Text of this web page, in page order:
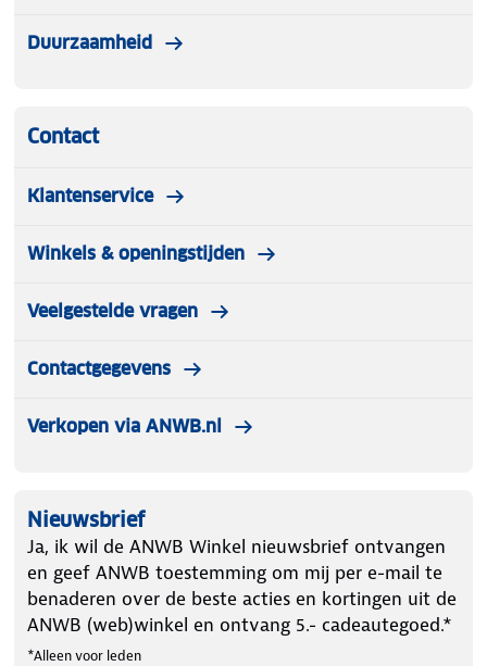
Duurzaamheid
Contact
Klantenservice
Winkels & openingstijden
Veelgestelde vragen
Contactgegevens
Verkopen via ANWB.nl
Nieuwsbrief
Ja, ik wil de ANWB Winkel nieuwsbrief ontvangen
en geef ANWB toestemming om mij per e-mail te
benaderen over de beste acties en kortingen uit de
ANWB (web)winkel en ontvang 5.- cadeautegoed.*
*Alleen voor leden